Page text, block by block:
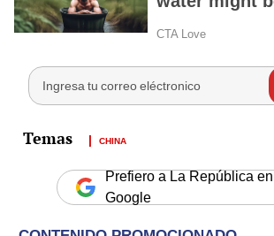
CHINA
Prefiero a La República en
Google